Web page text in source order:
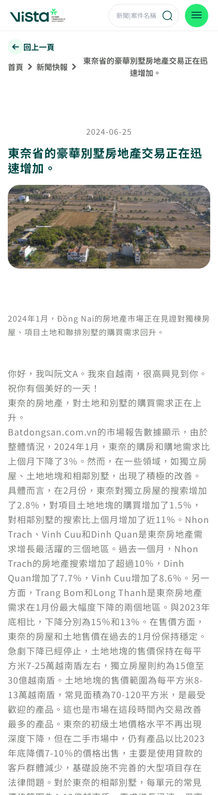
回上一頁
首頁
新聞快報
東奈省的豪華別墅房地產交易正在迅
速增加。
2024-06-25
東奈省的豪華別墅房地產交易正在迅
速增加。
2024年1月，Đồng Nai的房地產市場正在見證對獨棟房
屋、項目土地和聯排別墅的購買需求回升。
你好，我叫阮文A。我來自越南，很高興見到你。
祝你有個美好的一天！
東奈的房地產，對土地和別墅的購買需求正在上
升。
Batdongsan.com.vn的市場報告數據顯示，由於
整體情況，2024年1月，東奈的購房和購地需求比
上個月下降了3％。然而，在一些領域，如獨立房
屋、土地地塊和相鄰別墅，出現了積極的改善。
具體而言，在2月份，東奈對獨立房屋的搜索增加
了2.8％，對項目土地地塊的購買增加了1.5％，
對相鄰別墅的搜索比上個月增加了近11％。Nhon
Trach、Vinh Cuu和Dinh Quan是東奈房地產需
求增長最活躍的三個地區。過去一個月，Nhon
Trach的房地產搜索增加了超過10％，Dinh
Quan增加了7.7％，Vinh Cuu增加了8.6％。另一
方面，Trang Bom和Long Thanh是東奈房地產
需求在1月份最大幅度下降的兩個地區。與2023年
底相比，下降分別為15％和13％。在售價方面，
東奈的房屋和土地售價在過去的1月份保持穩定。
急劇下降已經停止，土地地塊的售價保持在每平
方米7-25萬越南盾左右，獨立房屋則約為15億至
30億越南盾。土地地塊的售價範圍為每平方米8-
13萬越南盾，常見面積為70-120平方米，是最受
歡迎的產品。這也是市場在這段時間內交易改善
最多的產品。東奈的初級土地價格水平不再出現
深度下降，但在二手市場中，仍有產品以比2023
年底降價7-10％的價格出售，主要是使用貸款的
客戶群體減少，基礎設施不完善的大型項目存在
法律問題。對於東奈的相鄰別墅，每單元的常見